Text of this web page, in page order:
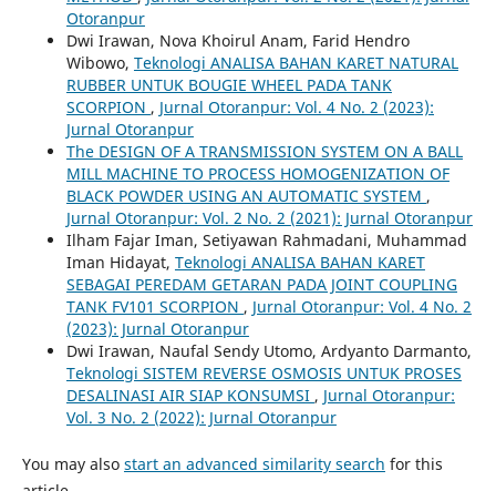
Otoranpur
Dwi Irawan, Nova Khoirul Anam, Farid Hendro
Wibowo, Teknologi ANALISA BAHAN KARET NATURAL
RUBBER UNTUK BOUGIE WHEEL PADA TANK
SCORPION , Jurnal Otoranpur: Vol. 4 No. 2 (2023):
Jurnal Otoranpur
The DESIGN OF A TRANSMISSION SYSTEM ON A BALL
MILL MACHINE TO PROCESS HOMOGENIZATION OF
BLACK POWDER USING AN AUTOMATIC SYSTEM ,
Jurnal Otoranpur: Vol. 2 No. 2 (2021): Jurnal Otoranpur
Ilham Fajar Iman, Setiyawan Rahmadani, Muhammad
Iman Hidayat, Teknologi ANALISA BAHAN KARET
SEBAGAI PEREDAM GETARAN PADA JOINT COUPLING
TANK FV101 SCORPION , Jurnal Otoranpur: Vol. 4 No. 2
(2023): Jurnal Otoranpur
Dwi Irawan, Naufal Sendy Utomo, Ardyanto Darmanto,
Teknologi SISTEM REVERSE OSMOSIS UNTUK PROSES
DESALINASI AIR SIAP KONSUMSI , Jurnal Otoranpur:
Vol. 3 No. 2 (2022): Jurnal Otoranpur
You may also start an advanced similarity search for this